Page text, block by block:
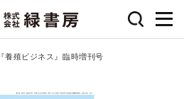
『養殖ビジネス』臨時増刊号